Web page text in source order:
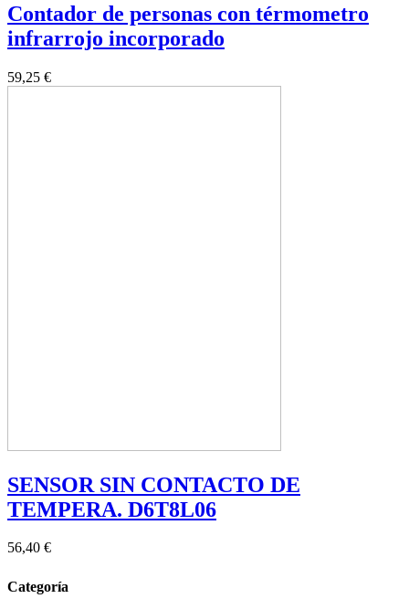
Contador de personas con térmometro
infrarrojo incorporado
59,25 €
SENSOR SIN CONTACTO DE
TEMPERA. D6T8L06
56,40 €
Categoría